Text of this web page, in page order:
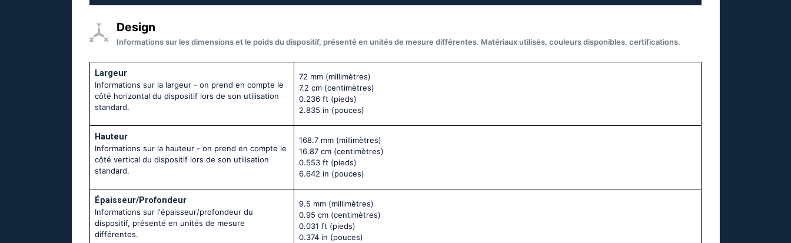
Design
Informations sur les dimensions et le poids du dispositif, présenté en unités de mesure différentes. Matériaux utilisés, couleurs disponibles, certifications.
Largeur
Informations sur la largeur - on prend en compte le
côté horizontal du dispositif lors de son utilisation
standard.
72 mm (millimètres)
7.2 cm (centimètres)
0.236 ft (pieds)
2.835 in (pouces)
Hauteur
Informations sur la hauteur - on prend en compte le
côté vertical du dispositif lors de son utilisation
standard.
168.7 mm (millimètres)
16.87 cm (centimètres)
0.553 ft (pieds)
6.642 in (pouces)
Épaisseur/Profondeur
Informations sur l'épaisseur/profondeur du
dispositif, présenté en unités de mesure
différentes.
9.5 mm (millimètres)
0.95 cm (centimètres)
0.031 ft (pieds)
0.374 in (pouces)